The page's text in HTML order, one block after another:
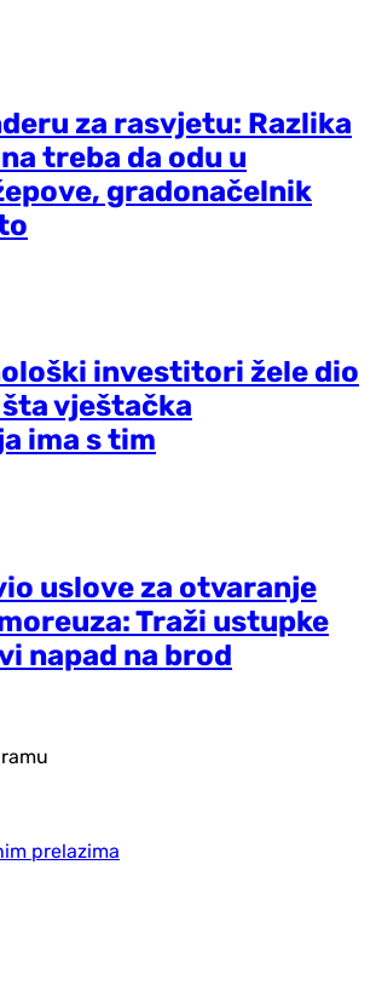
za rasvjetu: Razlika
treba da odu u
gradonačelnik
investitori žele dio
vještačka
ima s tim
uslove za otvaranje
Traži ustupke
napad na brod
prelazima